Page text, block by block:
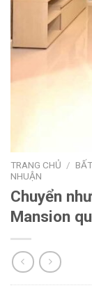
TRANG CHỦ /
NHUẬN
Chuyển
Mansion